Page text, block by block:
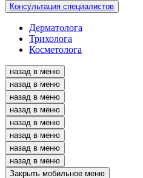
Консультация специалистов
Дерматолога
Трихолога
Косметолога
назад в меню
назад в меню
назад в меню
назад в меню
назад в меню
назад в меню
назад в меню
назад в меню
Закрыть мобильное меню